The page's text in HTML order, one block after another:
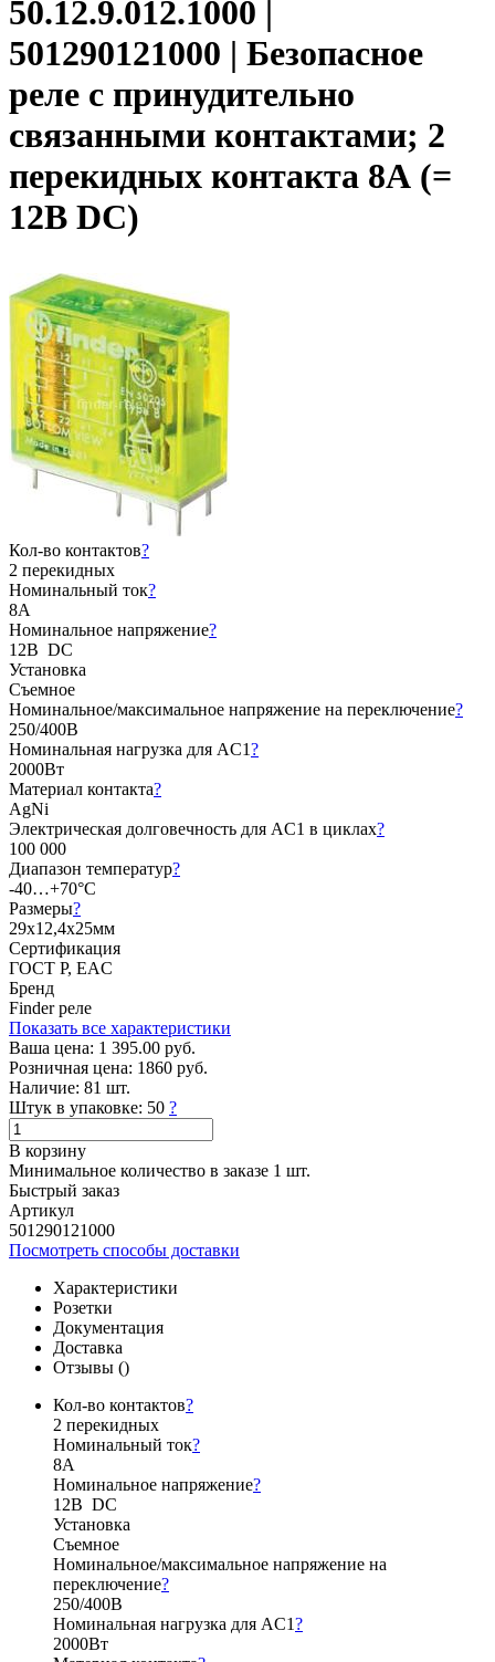
50.12.9.012.1000 |
501290121000 | Безопасное
реле с принудительно
связанными контактами; 2
перекидных контакта 8А (=
12В DC)
Кол-во контактов?
2 перекидных
Номинальный ток?
8А
Номинальное напряжение?
12В DC
Установка
Съемное
Номинальное/максимальное напряжение на переключение?
250/400В
Номинальная нагрузка для AC1?
2000Вт
Материал контакта?
AgNi
Электрическая долговечность для AC1 в циклах?
100 000
Диапазон температур?
-40…+70°C
Размеры?
29х12,4х25мм
Сертификация
ГОСТ Р, EAC
Бренд
Finder реле
Показать все характеристики
Ваша цена: 1 395.00 руб.
Розничная цена: 1860 руб.
Наличие: 81 шт.
Штук в упаковке: 50 ?
В корзину
Минимальное количество в заказе 1 шт.
Быстрый заказ
Артикул
501290121000
Посмотреть способы доставки
Характеристики
Розетки
Документация
Доставка
Отзывы ()
Кол-во контактов?
2 перекидных
Номинальный ток?
8А
Номинальное напряжение?
12В DC
Установка
Съемное
Номинальное/максимальное напряжение на
переключение?
250/400В
Номинальная нагрузка для AC1?
2000Вт